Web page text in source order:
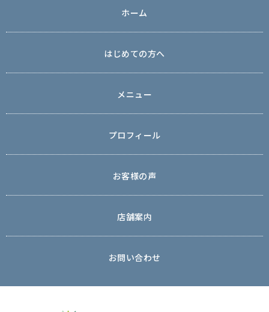
ホーム
はじめての方へ
メニュー
プロフィール
お客様の声
店舗案内
お問い合わせ